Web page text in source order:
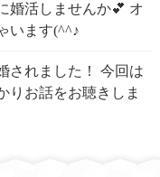
婚活しませんか💕 オ
います(^^♪
されました！ 今回は
りお話をお聴きしま